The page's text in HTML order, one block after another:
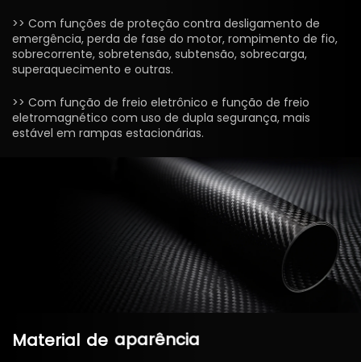
>> Com funções de proteção contra desligamento de
emergência, perda de fase do motor, rompimento de fio,
sobrecorrente, sobretensão, subtensão, sobrecarga,
superaquecimento e outras.
>> Com função de freio eletrônico e função de freio
eletromagnético com uso de dupla segurança, mais
estável em rampas estacionárias.
Material de aparência